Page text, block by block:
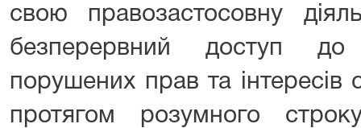
свою правозастосовну
безперервний доступ до
порушених прав та інтересів
протягом розумного